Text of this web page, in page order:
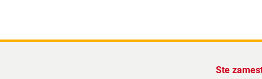
Ste